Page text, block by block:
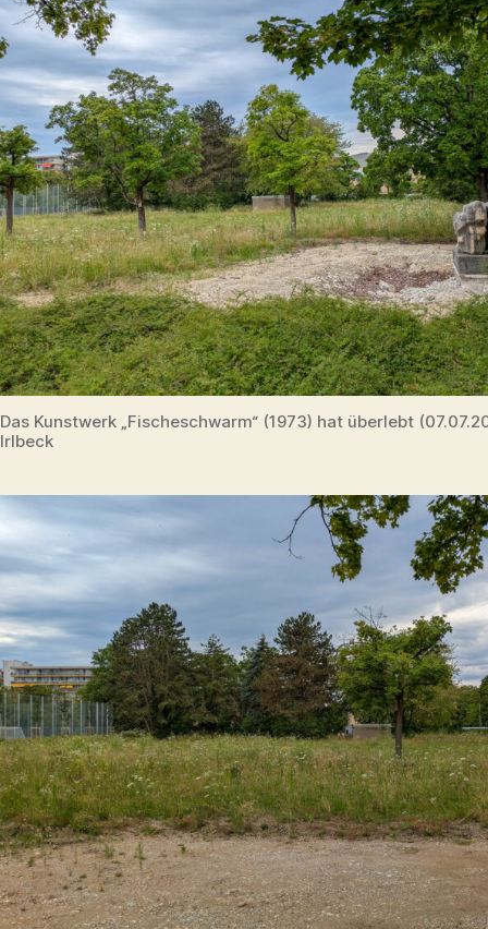
Das Kunstwerk „Fischeschwarm“ (1973) hat überlebt
Irlbeck